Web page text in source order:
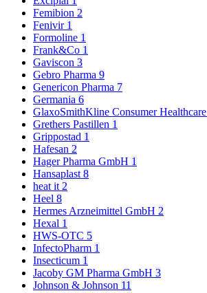
Femibion 2
Fenivir 1
Formoline 1
Frank&Co 1
Gaviscon 3
Gebro Pharma 9
Genericon Pharma 7
Germania 6
GlaxoSmithKline Consumer Healthcare
Grethers Pastillen 1
Grippostad 1
Hafesan 2
Hager Pharma GmbH 1
Hansaplast8
heat it2
Heel 8
Hermes Arzneimittel GmbH 2
Hexal 1
HWS-OTC 5
InfectoPharm 1
Insecticum 1
Jacoby GM Pharma GmbH 3
Johnson & Johnson 11